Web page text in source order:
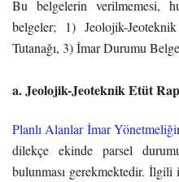
Bu belgelerin verilmemesi,
belgeler; 1) Jeolojik-
Tutanağı, 3) İmar Durumu
a. Jeolojik-Jeoteknik Etüt
Planlı Alanlar İmar Yönetmeliği
dilekçe ekinde parsel
bulunması gerekmektedir. İlgili